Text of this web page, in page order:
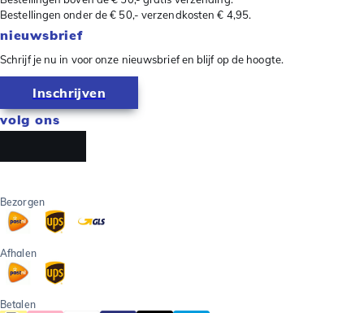
Bestellingen onder de € 50,- verzendkosten € 4,95.
nieuwsbrief
Schrijf je nu in voor onze nieuwsbrief en blijf op de hoogte.
Inschrijven
volg ons
Bezorgen
Afhalen
Betalen